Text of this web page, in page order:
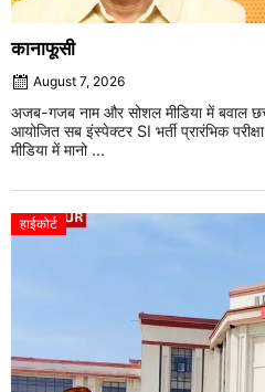
कानाफूसी
August 7, 2026
अजब-गजब नाम और सोशल मीडिया में बवाल
आयोजित सब इंस्पेक्टर SI भर्ती प्रारंभिक
मीडिया में मानो ...
हाईकोर्ट